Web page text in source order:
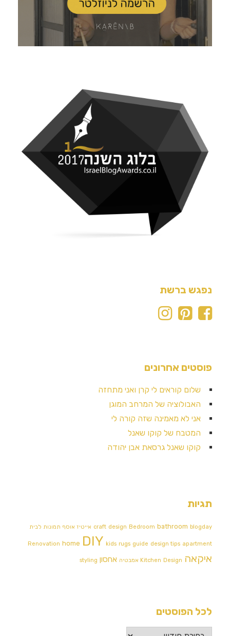
נפגש ברשת
פוסטים אחרונים
שלום קוראים לי קרן ואני מתחזה
האבולוציה של המרחב המוגן
אני לא מאמינה שזה קורה לי
המטבח של קוקו שאנל
קוקו שאנל גרסאת אבן יהודה
תגיות
craft design Bedroom bathroom blogday אייטיז אוסף תמונות לבית
Renovation home DIY kids rugs guide design tips apartment
איקאה Kitchen Design אמבטיה אחסון styling
לכל הפוסטים
לכל